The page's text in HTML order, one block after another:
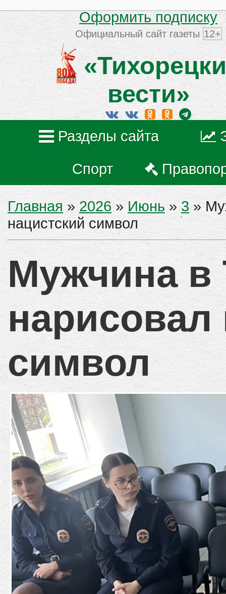
Оформить подписку
Официальный сайт газеты 12+
вести»
Разделы сайта
Спорт
Главная » 2026 » Июнь » 3»
нацистский символ
Мужчина в
нарисовал
символ